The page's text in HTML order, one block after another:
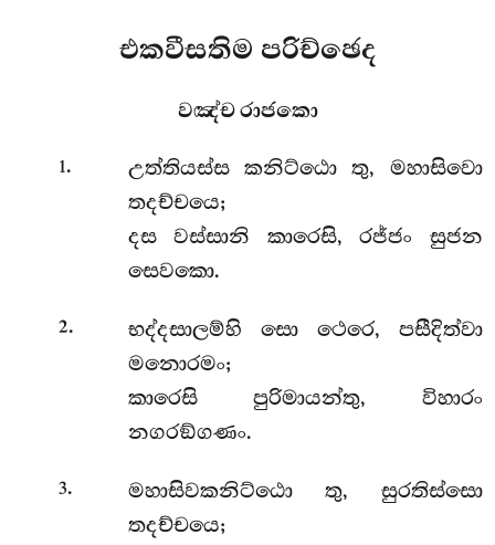
එකවීසතිම පරිච්ඡෙද
වඤ්ච රාජකො
1. උත්තියස්සකනිට්ඨො තු, මහාසිවො
තදච්චයෙ;
දස වස්සානි කාරෙසි, රජ්ජං සුජන
සෙවකො.
2.
භද්දසාලම්හි සො ථෙරෙ, පසීදිත්වා
මනොරමං;
කාරෙසි පුරිමායන්තු, විහාරං
නගරඞ්ගණං.
3.
මහාසිවකනිට්ඨො තු, සුරතිස්සො
තදච්චයෙ;